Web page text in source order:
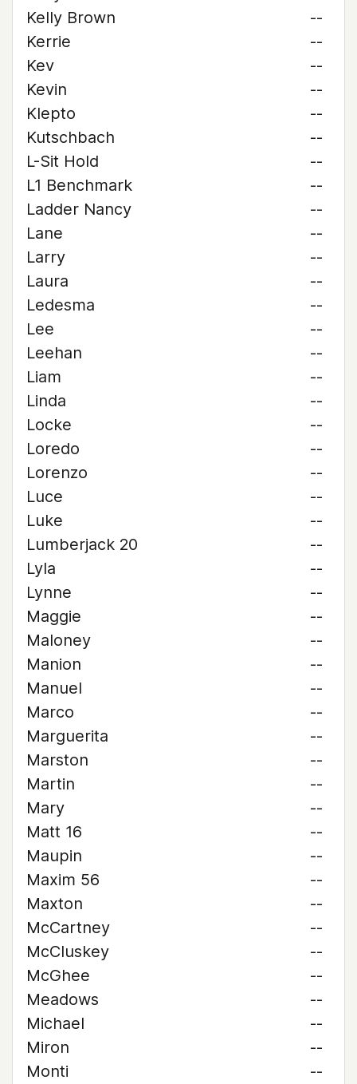
Kelly Brown
--
Kerrie
--
Kev
--
Kevin
--
Klepto
--
Kutschbach
--
L-Sit Hold
--
L1 Benchmark
--
Ladder Nancy
--
Lane
--
Larry
--
Laura
--
Ledesma
--
Lee
--
Leehan
--
Liam
--
Linda
--
Locke
--
Loredo
--
Lorenzo
--
Luce
--
Luke
--
Lumberjack 20
--
Lyla
--
Lynne
--
Maggie
--
Maloney
--
Manion
--
Manuel
--
Marco
--
Marguerita
--
Marston
--
Martin
--
Mary
--
Matt 16
--
Maupin
--
Maxim 56
--
Maxton
--
McCartney
--
McCluskey
--
McGhee
--
Meadows
--
Michael
--
Miron
--
Monti
--